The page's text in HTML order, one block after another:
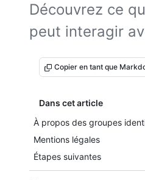
Découvrez ce
peut interagir
Copier en tant que
Dans cet article
À propos des groupes
Mentions légales
Étapes suivantes